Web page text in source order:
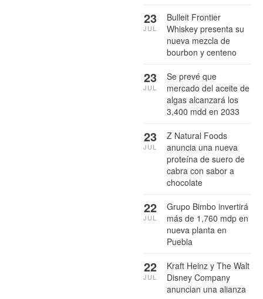
Bulleit Frontier
Whiskey presenta su
nueva mezcla de
bourbon y centeno
23
JUL
Se prevé que
mercado del aceite de
algas alcanzará los
3,400 mdd en 2033
23
JUL
Z Natural Foods
anuncia una nueva
proteína de suero de
cabra con sabor a
chocolate
23
JUL
Grupo Bimbo invertirá
más de 1,760 mdp en
nueva planta en
Puebla
22
JUL
Kraft Heinz y The Walt
Disney Company
anuncian una alianza
22
JUL